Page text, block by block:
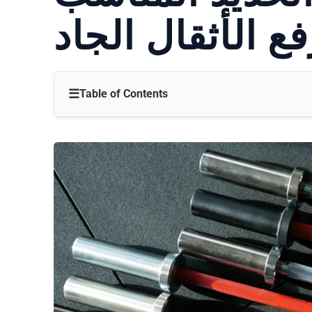
الأثقال الجاد
☰Table of Contents
الوزن والأبعاد
نمط الضفيرة والقبضة
نظام التحمل
المتانة وقوة الشد
الضمان والدعم
التكلفة والقيمة